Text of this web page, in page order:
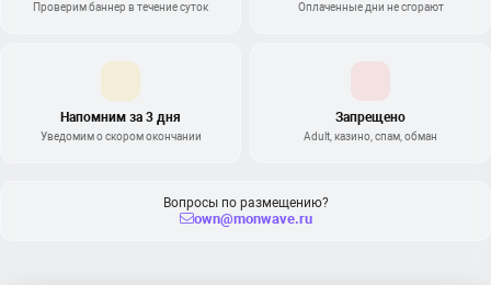
Проверим баннер в течение суток Оплаченные дни не сгорают
Напомним за 3 дня
Уведомим о скором окончании
Запрещено
Adult, казино, спам, обман
Вопросы по размещению?
own@monwave.ru